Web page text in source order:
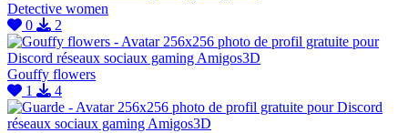
Detective women
0
2
Gouffy flowers
1
4